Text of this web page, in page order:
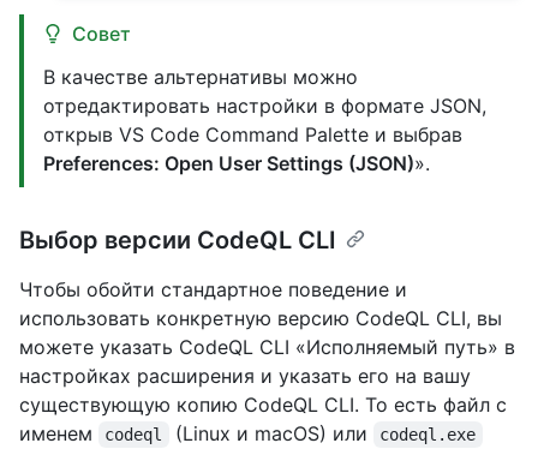
Совет
В качестве альтернативы можно
отредактировать настройки в формате JSON,
открыв VS Code Command Palette и выбрав
Preferences: Open User Settings (JSON)».
Выбор версии CodeQL CLI
Чтобы обойти стандартное поведение и
использовать конкретную версию CodeQL CLI, вы
можете указать CodeQL CLI «Исполняемый путь» в
настройках расширения и указать его на вашу
существующую копию CodeQL CLI. То есть файл с
именем
codeql (Linux и macOS) или codeql.exe